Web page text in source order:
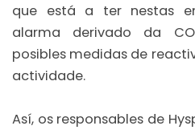
que está a ter nestas
alarma derivado da
posibles medidas de
actividade.
Así, os responsables de